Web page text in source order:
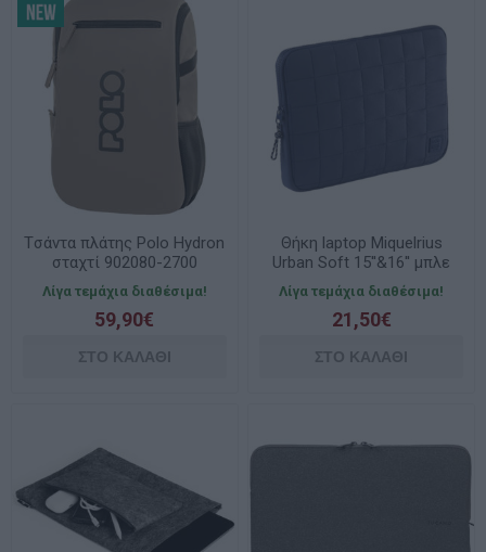
Tσάντα πλάτης Polo Hydron
σταχτί 902080-2700
Λίγα τεμάχια διαθέσιμα!
59,90€
Θήκη laptop Miquelrius
Urban Soft 15''&16'' μπλε
MR19735
Λίγα τεμάχια διαθέσιμα!
21,50€